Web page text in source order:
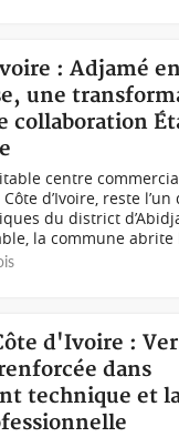
: Adjamé
une
collaboration
centre
d’Ivoire, reste l’un
du district
la commune abrite
d'Ivoire :
dans
technique et